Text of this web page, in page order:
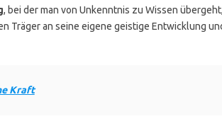
, bei der man von Unkenntnis zu Wissen übergeht,
Träger an seine eigene geistige Entwicklung
Kraft